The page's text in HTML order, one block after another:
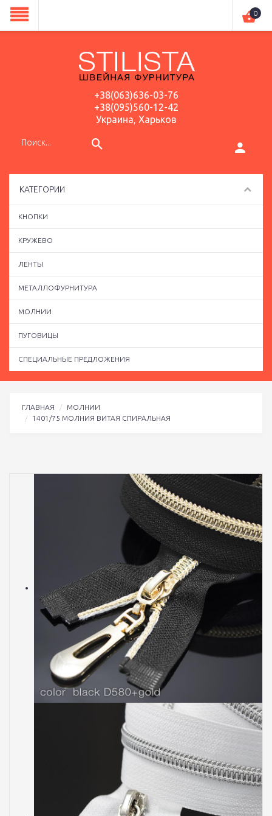
+38(063)636-03-76
+38(095)560-12-42
Украина, Харьков
0
КАТЕГОРИИ
КНОПКИ
КРУЖЕВО
ЛЕНТЫ
МЕТАЛЛОФУРНИТУРА
МОЛНИИ
ПУГОВИЦЫ
СПЕЦИАЛЬНЫЕ ПРЕДЛОЖЕНИЯ
ГЛАВНАЯ
МОЛНИИ
1401/75 МОЛНИЯ ВИТАЯ СПИРАЛЬНАЯ